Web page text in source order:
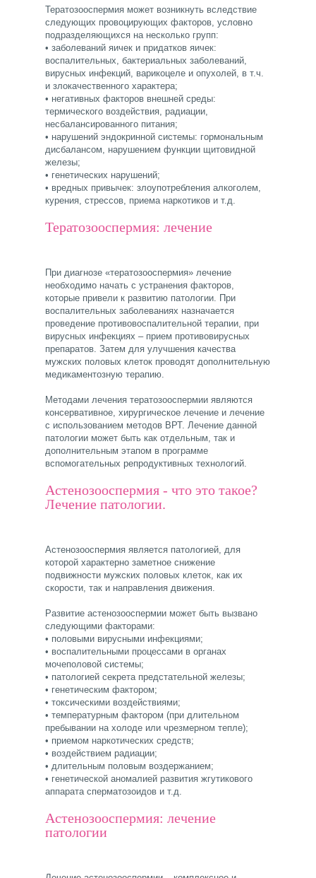
Тератозооспермия может возникнуть вследствие
следующих провоцирующих факторов, условно
подразделяющихся на несколько групп:
• заболеваний яичек и придатков яичек:
воспалительных, бактериальных заболеваний,
вирусных инфекций, варикоцеле и опухолей, в т.ч.
и злокачественного характера;
• негативных факторов внешней среды:
термического воздействия, радиации,
несбалансированного питания;
• нарушений эндокринной системы: гормональным
дисбалансом, нарушением функции щитовидной
железы;
• генетических нарушений;
• вредных привычек: злоупотребления алкоголем,
курения, стрессов, приема наркотиков и т.д.
Тератозооспермия: лечение
При диагнозе «тератозооспермия» лечение
необходимо начать с устранения факторов,
которые привели к развитию патологии. При
воспалительных заболеваниях назначается
проведение противовоспалительной терапии, при
вирусных инфекциях – прием противовирусных
препаратов. Затем для улучшения качества
мужских половых клеток проводят дополнительную
медикаментозную терапию.
Методами лечения тератозооспермии являются
консервативное, хирургическое лечение и лечение
с использованием методов ВРТ. Лечение данной
патологии может быть как отдельным, так и
дополнительным этапом в программе
вспомогательных репродуктивных технологий.
Астенозооспермия - что это такое?
Лечение патологии.
Астенозооспермия является патологией, для
которой характерно заметное снижение
подвижности мужских половых клеток, как их
скорости, так и направления движения.
Развитие астенозооспермии может быть вызвано
следующими факторами:
• половыми вирусными инфекциями;
• воспалительными процессами в органах
мочеполовой системы;
• патологией секрета предстательной железы;
• генетическим фактором;
• токсическими воздействиями;
• температурным фактором (при длительном
пребывании на холоде или чрезмерном тепле);
• приемом наркотических средств;
• воздействием радиации;
• длительным половым воздержанием;
• генетической аномалией развития жгутикового
аппарата сперматозоидов и т.д.
Астенозооспермия: лечение
патологии